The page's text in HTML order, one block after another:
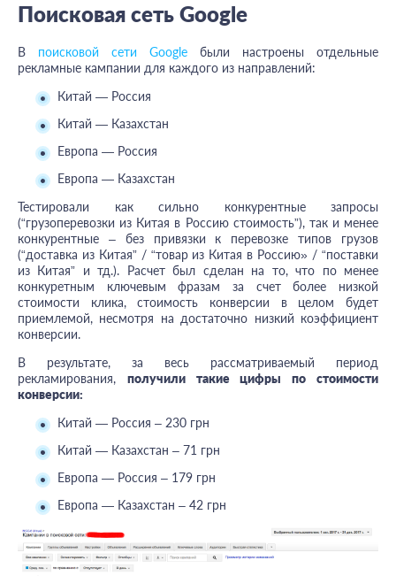
Поисковая сеть Google
В поисковой сети Google были настроены отдельные
рекламные кампании для каждого из направлений:
Китай — Россия
Китай — Казахстан
Европа — Россия
Европа — Казахстан
Тестировали как сильно конкурентные запросы
(“грузоперевозки из Китая в Россию стоимость”), так и менее
конкурентные – без привязки к перевозке типов грузов
(“доставка из Китая” / “товар из Китая в Россию» / “поставки
из Китая” и тд.). Расчет был сделан на то, что по менее
конкуретным ключевым фразам за счет более низкой
стоимости клика, стоимость конверсии в целом будет
приемлемой, несмотря на достаточно низкий коэффициент
конверсии.
В результате, за весь рассматриваемый период
рекламирования, получили такие цифры по стоимости
конверсии:
Китай — Россия – 230 грн
Китай — Казахстан – 71 грн
Европа — Россия – 179 грн
Европа — Казахстан – 42 грн